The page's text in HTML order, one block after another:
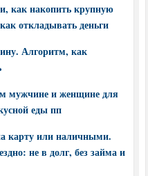
как накопить крупную
откладывать деньги
Алгоритм, как
мужчине и женщине для
еды пп
карту или наличными.
не в долг, без займа и